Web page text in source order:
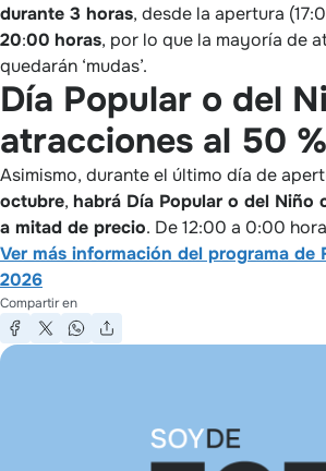
durante 3 horas, desde la apertura
20:00 horas, por lo que la mayoría de
quedarán ‘mudas’.
Día Popular o del
atracciones al 50 %
Asimismo, durante el último día de
octubre, habrá Día Popular o del Niño
a mitad de precio. De 12:00 a 0:00
Ver más información del programa de
2026
Compartir en